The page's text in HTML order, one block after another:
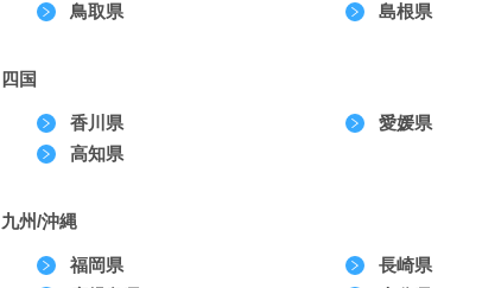
鳥取県
島根県
四国
香川県 愛媛県
高知県
九州/沖縄
福岡県 長崎県